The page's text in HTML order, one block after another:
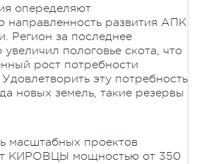
опеределяют
направленность развития АПК
Регион за последнее
увеличил пологовье скота, что
рост потребности
эту потребность
новых земель, такие резервы
масштабных проектов
КИРОВЦЫ мощностью от 350